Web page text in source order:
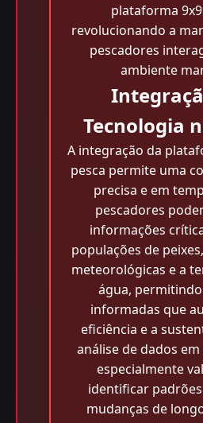
plataforma
revolucionando a
pescadores
ambiente
Tecnologia
A integração da
pesca permite uma
precisa e em
pescadores
informações
populações de
meteorológicas e a
água,
informadas que
eficiência e a
análise de dados
especialmente
identificar
mudanças de